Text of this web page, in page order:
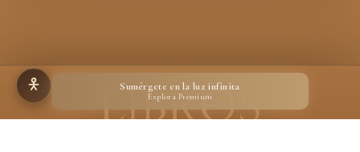
Sumérgete en la luz infinita
Explora Premium